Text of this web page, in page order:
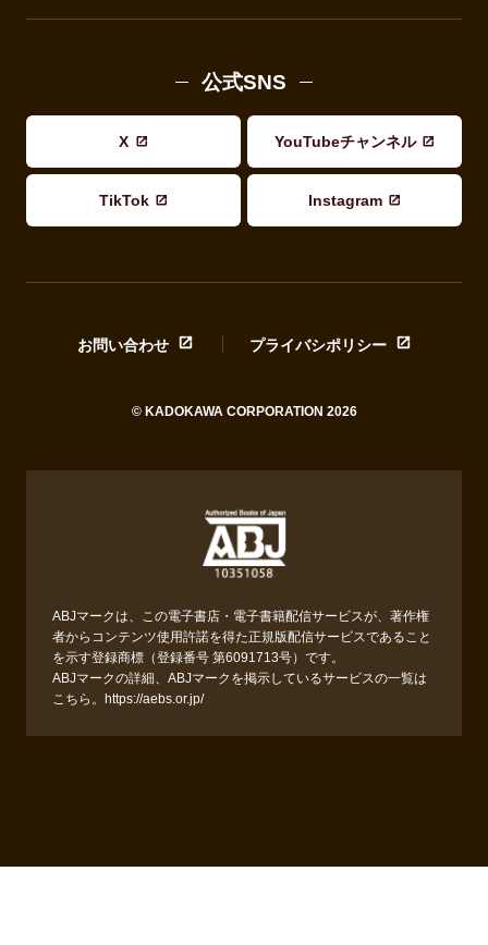
公式SNS
X YouTubeチャンネル
TikTok Instagram
お問い合わせ プライバシポリシー
© KADOKAWA CORPORATION 2026
ABJマークは、この電子書店・電子書籍配信サービスが、著作権
者からコンテンツ使用許諾を得た正規版配信サービスであること
を示す登録商標（登録番号 第6091713号）です。
ABJマークの詳細、ABJマークを掲示しているサービスの一覧は
こちら。
https://aebs.or.jp/